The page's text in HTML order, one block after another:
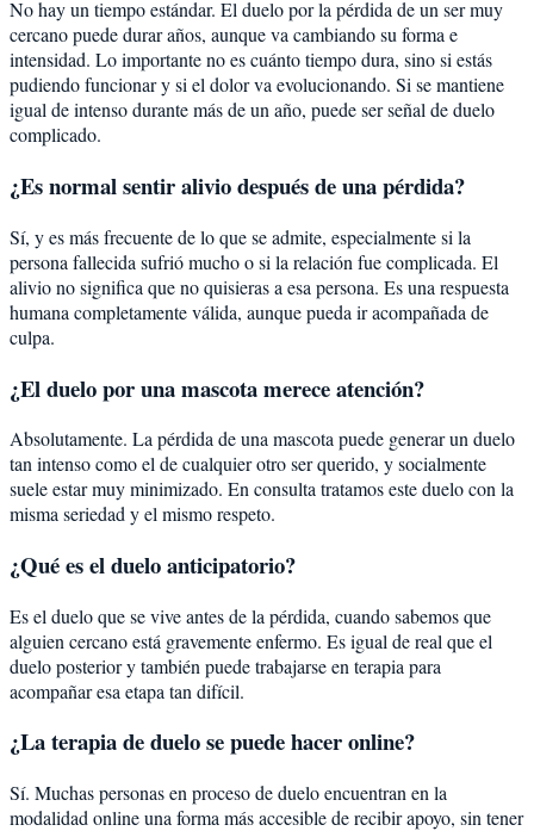
No hay un tiempo estándar. El duelo por la pérdida de un ser muy
cercano puede durar años, aunque va cambiando su forma e
intensidad. Lo importante no es cuánto tiempo dura, sino si estás
pudiendo funcionar y si el dolor va evolucionando. Si se mantiene
igual de intenso durante más de un año, puede ser señal de duelo
complicado.
¿Es normal sentir alivio después de una pérdida?
Sí, y es más frecuente de lo que se admite, especialmente si la
persona fallecida sufrió mucho o si la relación fue complicada. El
alivio no significa que no quisieras a esa persona. Es una respuesta
humana completamente válida, aunque pueda ir acompañada de
culpa.
¿El duelo por una mascota merece atención?
Absolutamente. La pérdida de una mascota puede generar un duelo
tan intenso como el de cualquier otro ser querido, y socialmente
suele estar muy minimizado. En consulta tratamos este duelo con la
misma seriedad y el mismo respeto.
¿Qué es el duelo anticipatorio?
Es el duelo que se vive antes de la pérdida, cuando sabemos que
alguien cercano está gravemente enfermo. Es igual de real que el
duelo posterior y también puede trabajarse en terapia para
acompañar esa etapa tan difícil.
¿La terapia de duelo se puede hacer online?
Sí. Muchas personas en proceso de duelo encuentran en la
modalidad online una forma más accesible de recibir apoyo, sin tener